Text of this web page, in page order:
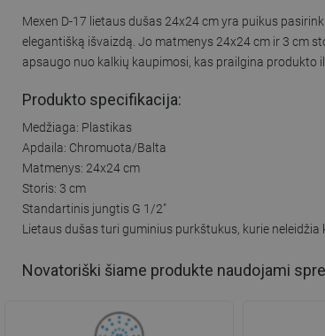
Mexen D-17 lietaus dušas 24x24 cm yra puikus
elegantišką išvaizdą. Jo matmenys 24x24 cm ir 3 cm
apsaugo nuo kalkių kaupimosi, kas prailgina produkto
Produkto specifikacija:
Medžiaga: Plastikas
Apdaila: Chromuota/Balta
Matmenys: 24x24 cm
Storis: 3 cm
Standartinis jungtis G 1/2"
Lietaus dušas turi guminius purkštukus, kurie neleidžia
Novatoriški šiame produkte naudojami